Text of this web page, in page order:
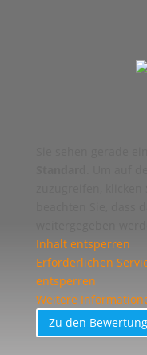
Inhalt entsperren
Erforderlichen
entsperren
Weitere
Zu den